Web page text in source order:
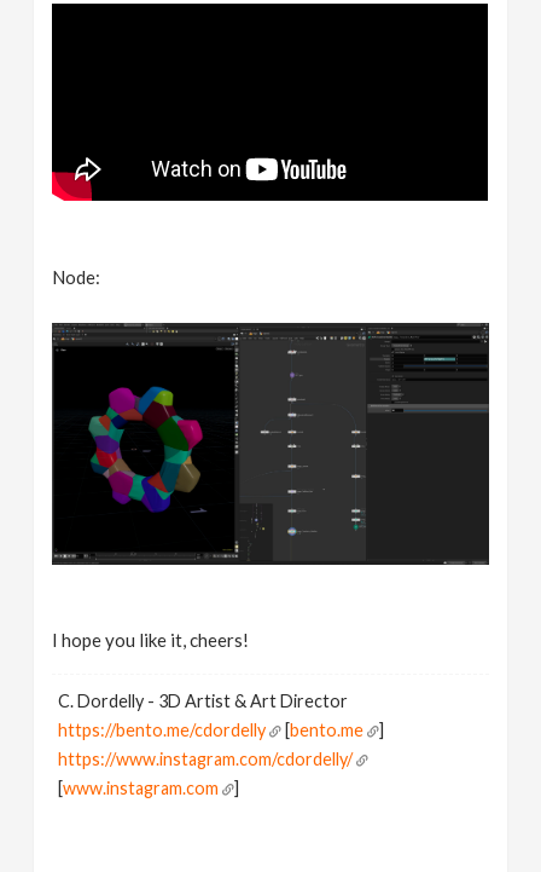
Node:
I hope you like it, cheers!
C. Dordelly - 3D Artist & Art Director
https://bento.me/cdordelly
[bento.me
]
https://www.instagram.com/cdordelly/
[www.instagram.com ]